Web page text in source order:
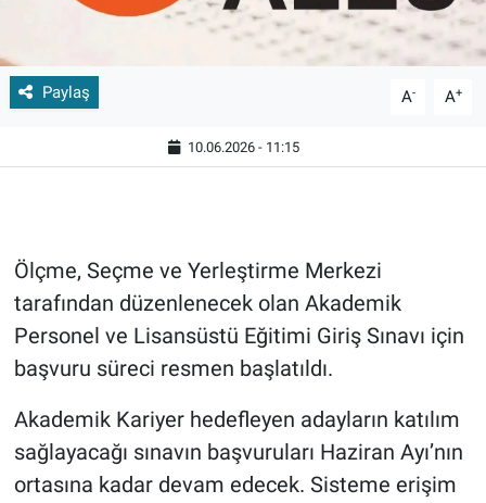
Paylaş A- A+
10.06.2026 - 11:15
Ölçme, Seçme ve Yerleştirme Merkezi
tarafından düzenlenecek olan Akademik
Personel ve Lisansüstü Eğitimi Giriş Sınavı için
başvuru süreci resmen başlatıldı.
Akademik Kariyer hedefleyen adayların katılım
sağlayacağı sınavın başvuruları Haziran Ayı’nın
ortasına kadar devam edecek. Sisteme erişim